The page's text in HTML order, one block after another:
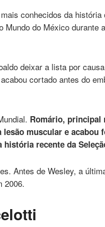
conhecidos da história
do México durante
deixar a lista por
cortado antes do
Romário, principal
muscular e acabou
recente da
Antes de Wesley, a
2006.